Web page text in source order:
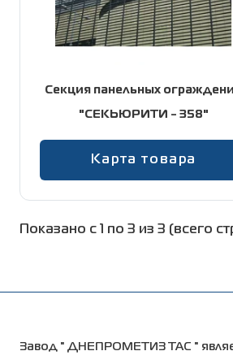
Секционные
Секционные
Формовочные
ГОСТ 4035
Электроды сварочные
Линия доверия
Контакты
Секция панельных
"СЕКЬЮРИТИ - 358"
Карта товара
Показано с 1 по 3 из 3 (всего
Завод " ДНЕПРОМЕТИЗ ТАС "